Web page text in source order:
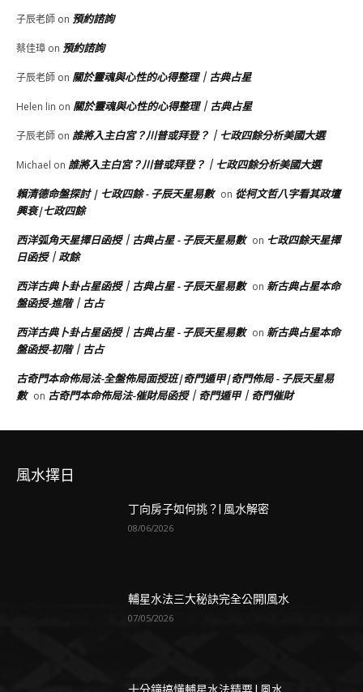
子辰老師 on 預約諮詢
蔡佳璋 on 預約諮詢
子辰老師 on 關於靈魂與心性的心得整理｜古典占星
Helen lin on 關於靈魂與心性的心得整理｜古典占星
子辰老師 on 誰將入主白宮？川普或拜登？｜七政四餘分析美國大選
Michael on 誰將入主白宮？川普或拜登？｜七政四餘分析美國大選
賴清德命盤探討 | 七政四餘 - 子辰天星易數 on 從柯文哲八字看其政壇
興衰|七政四餘
西洋弧角天星擇日函授｜古典占星 - 子辰天星易數 on 七政四餘天星擇
日函授｜政餘
西洋古典卜卦占星函授｜古典占星 - 子辰天星易數 on 新古典占星本命
盤函授-進階｜古占
西洋古典卜卦占星函授｜古典占星 - 子辰天星易數 on 新古典占星本命
盤函授-初階｜古占
古奇門本命佈局法-全盤佈局面授班|奇門遁甲|奇門佈局 - 子辰天星易
數 on 古奇門本命佈局法-催財局函授｜奇門遁甲｜奇門催財
風水擇日
丁向房子如何挑？| 風水解密
08/06/2026
輔星水法三大秘訣完全公開|風水
07/05/2026